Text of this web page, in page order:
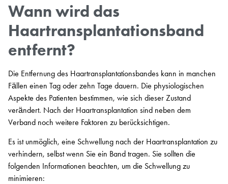
Wann wird das
Haartransplantationsband
entfernt?
Die Entfernung des Haartransplantationsbandes kann in manchen
Fällen einen Tag oder zehn Tage dauern. Die physiologischen
Aspekte des Patienten bestimmen, wie sich dieser Zustand
verändert. Nach der Haartransplantation sind neben dem
Verband noch weitere Faktoren zu berücksichtigen.
Es ist unmöglich, eine Schwellung nach der Haartransplantation zu
verhindern, selbst wenn Sie ein Band tragen. Sie sollten die
folgenden Informationen beachten, um die Schwellung zu
minimieren: